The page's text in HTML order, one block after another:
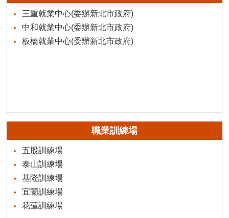
三重就業中心(委辦新北市政府)
中和就業中心(委辦新北市政府)
板橋就業中心(委辦新北市政府)
職業訓練場
五股訓練場
泰山訓練場
基隆訓練場
宜蘭訓練場
花蓮訓練場